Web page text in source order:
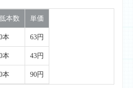
本数 単価
本 63円
本 43円
本 90円